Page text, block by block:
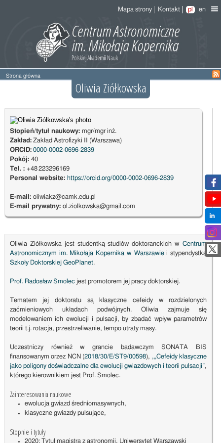
Mapa strony Kontakt pl en
Strona główna
Oliwia Ziółkowska
Stopień/tytuł naukowy: mgr/mgr inż.
Zakład:Zakład Astrofizyki II (Warszawa)
ORCID: 0000-0002-0696-2839
Pokój: 40
Tel. : +48 223296169
Personal website: https://orcid.org/0000-0002-0696-2839
E-mail: oliwiakz@camk.edu.pl
E-mail prywatny: ol.ziolkowska@gmail.com
Oliwia Ziółkowska jest studentką studiów doktoranckich wCentrum
Astronomicznym im. Mikołaja Kopernika w Warszawiei stypendystką
Szkoły Doktorskiej GeoPlanet.
Prof. Radosław Smolec jest promotorem jej pracy doktorskiej.
Tematem jej doktoratu są klasyczne cefeidy w rozdzielonych
zaćmieniowych układach podwójnych. Oliwia zajmuje się
modelowaniem ich ewolucji i pulsacji, by zbadać wpływ parametrów
teorii t.j. rotacja, przestrzeliwanie, tempo utraty masy.
Uczestniczy również w grancie badawczym SONATA BIS
finansowanym orzez NCN (2018/30/E/ST9/00598), ,„Cefeidy klasyczne
jako poligony doświadczalne dla ewolucji gwiazdowych i teorii pulsacji”,
którego kierownikiem jest Prof. Smolec.
Zainteresowania naukowe
ewolucja gwiazd średniomasywnych,
klasyczne gwiazdy pulsujące,
Stopnie i tytuły
2020: Tytuł magistra z astronomii, Uniwersytet Warszawski